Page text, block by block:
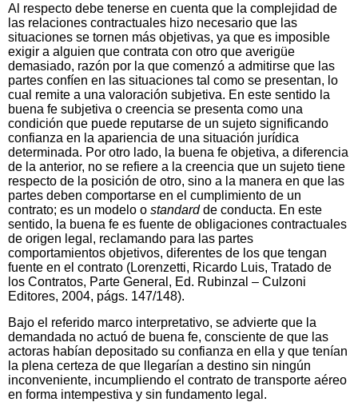
Al respecto debe tenerse en cuenta que la complejidad de
las relaciones contractuales hizo necesario que las
situaciones se tornen más objetivas, ya que es imposible
exigir a alguien que contrata con otro que averigüe
demasiado, razón por la que comenzó a admitirse que las
partes confíen en las situaciones tal como se presentan, lo
cual remite a una valoración subjetiva. En este sentido la
buena fe subjetiva o creencia se presenta como una
condición que puede reputarse de un sujeto significando
confianza en la apariencia de una situación jurídica
determinada. Por otro lado, la buena fe objetiva, a diferencia
de la anterior, no se refiere a la creencia que un sujeto tiene
respecto de la posición de otro, sino a la manera en que las
partes deben comportarse en el cumplimiento de un
contrato; es un modelo o standardde conducta. En este
sentido, la buena fe es fuente de obligaciones contractuales
de origen legal, reclamando para las partes
comportamientos objetivos, diferentes de los que tengan
fuente en el contrato (Lorenzetti, Ricardo Luis, Tratado de
los Contratos, Parte General, Ed. Rubinzal – Culzoni
Editores, 2004, págs. 147/148).
Bajo el referido marco interpretativo, se advierte que la
demandada no actuó de buena fe, consciente de que las
actoras habían depositado su confianza en ella y que tenían
la plena certeza de que llegarían a destino sin ningún
inconveniente, incumpliendo el contrato de transporte aéreo
en forma intempestiva y sin fundamento legal.